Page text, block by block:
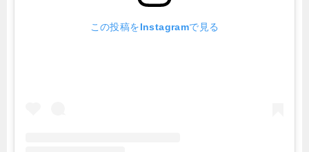
この投稿をInstagramで見る